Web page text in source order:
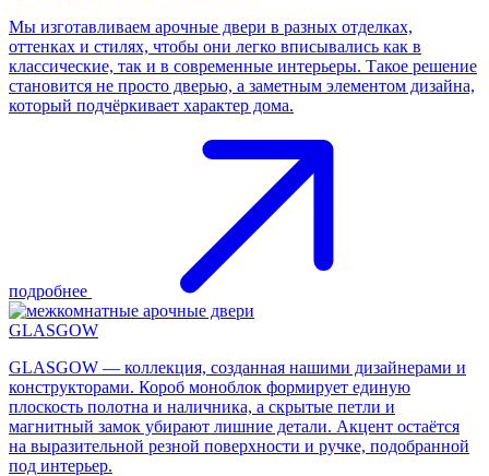
Мы изготавливаем арочные двери в разных отделках,
оттенках и стилях, чтобы они легко вписывались как в
классические, так и в современные интерьеры. Такое решение
становится не просто дверью, а заметным элементом дизайна,
который подчёркивает характер дома.
подробнее
GLASGOW
GLASGOW — коллекция, созданная нашими дизайнерами и
конструкторами. Короб моноблок формирует единую
плоскость полотна и наличника, а скрытые петли и
магнитный замок убирают лишние детали. Акцент остаётся
на выразительной резной поверхности и ручке, подобранной
под интерьер.